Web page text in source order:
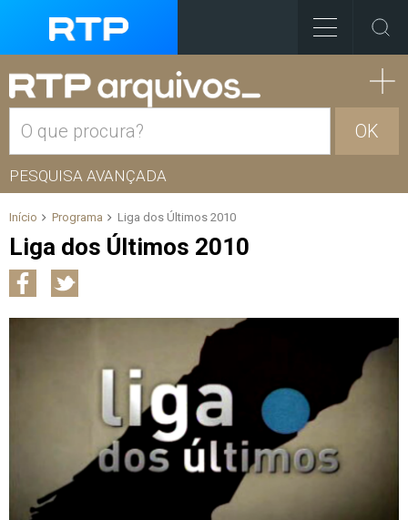
OK
PESQUISA AVANÇADA
Início Programa Liga dos Últimos 2010
Liga dos Últimos 2010